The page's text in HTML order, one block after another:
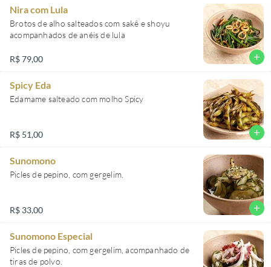
Nira com Lula
Brotos de alho salteados com sakê e shoyu
acompanhados de anéis de lula
R$ 79,00 add
Spicy Eda
Edamame salteado com molho Spicy
R$ 51,00 add
Sunomono
Picles de pepino, com gergelim.
R$ 33,00 add
Sunomono Especial
Picles de pepino, com gergelim, acompanhado de
tiras de polvo.